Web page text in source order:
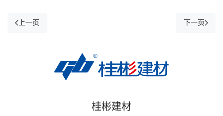
上一页 下一页
桂彬建材